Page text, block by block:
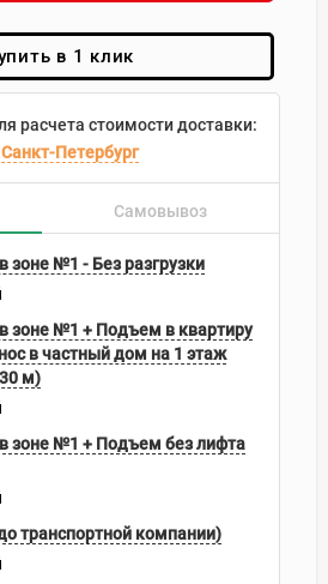
в 1 клик
расчета стоимости доставки:
Санкт-Петербург
Самовывоз
зоне №1 - Без разгрузки
зоне №1 + Подъем в квартиру
в частный дом на 1 этаж
м)
зоне №1 + Подъем без лифта
транспортной компании)